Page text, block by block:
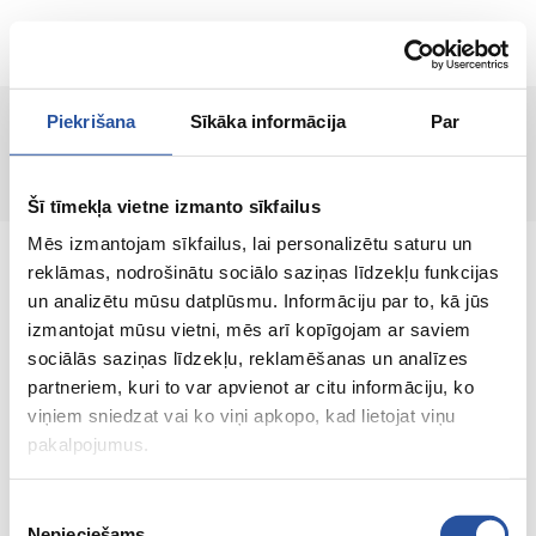
Piekrišana Sīkāka informācija Par
Šī tīmekļa vietne izmanto sīkfailus
Mēs izmantojam sīkfailus, lai personalizētu saturu un
reklāmas, nodrošinātu sociālo saziņas līdzekļu funkcijas
un analizētu mūsu datplūsmu. Informāciju par to, kā jūs
izmantojat mūsu vietni, mēs arī kopīgojam ar saviem
sociālās saziņas līdzekļu, reklamēšanas un analīzes
partneriem, kuri to var apvienot ar citu informāciju, ko
viņiem sniedzat vai ko viņi apkopo, kad lietojat viņu
pakalpojumus.
RU
Страница не найдена!
Интернет-магазин с выгодными ценами и
качественными товарами, где
удовлетворённость клиента является нашей
главной ценностью.
Vse dlja vashego doma i sada!